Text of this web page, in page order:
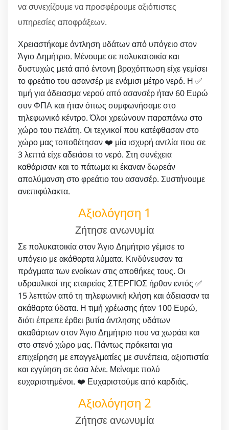
να συνεχίζουμε να προσφέρουμε αξιόπιστες
υπηρεσίες αποφράξεων.
Χρειαστήκαμε άντληση υδάτων από υπόγειο στον
Άγιο Δημήτριο. Μένουμε σε πολυκατοικία και
δυστυχώς μετά από έντονη βροχόπτωση είχε γεμίσει
το φρεάτιο του ασανσέρ με ενάμισι μέτρο νερό. Η ✅
τιμή για άδειασμα νερού από ασανσέρ ήταν 60 Ευρώ
συν ΦΠΑ και ήταν όπως συμφωνήσαμε στο
τηλεφωνικό κέντρο. Όλοι χρεώνουν παραπάνω στο
χώρο του πελάτη. Οι τεχνικοί που κατέφθασαν στο
χώρο μας τοποθέτησαν ❤️ μία ισχυρή αντλία που σε
3 λεπτά είχε αδειάσει το νερό. Στη συνέχεια
καθάρισαν και το πάτωμα κι έκαναν δωρεάν
απολύμανση στο φρεάτιο του ασανσέρ. Συστήνουμε
ανεπιφύλακτα.
Αξιολόγηση 1
Ζήτησε ανωνυμία
Σε πολυκατοικία στον Άγιο Δημήτριο γέμισε το
υπόγειο με ακάθαρτα λύματα. Κινδύνευσαν τα
πράγματα των ενοίκων στις αποθήκες τους. Οι
υδραυλικοί της εταιρείας ΣΤΕΡΓΙΟΣ ήρθαν εντός ✅
15 λεπτών από τη τηλεφωνική κλήση και άδειασαν τα
ακάθαρτα ύδατα. Η τιμή χρέωσης ήταν 100 Ευρώ,
διότι έπρεπε έρθει βυτία άντλησης υδάτων
ακαθάρτων στον Άγιο Δημήτριο που να χωράει και
στο στενό χώρο μας. Πάντως πρόκειται για
επιχείρηση με επαγγελματίες με συνέπεια, αξιοπιστία
και εγγύηση σε όσα λένε. Μείναμε πολύ
ευχαριστημένοι. ❤️ Ευχαριστούμε από καρδιάς.
Αξιολόγηση 2
Ζήτησε ανωνυμία